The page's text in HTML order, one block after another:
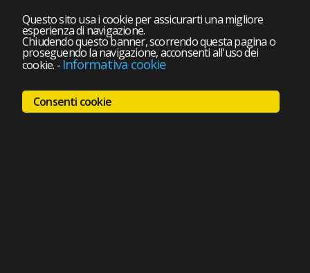
Questo sito usa i cookie per assicurarti una migliore
esperienza di navigazione.
Chiudendo questo banner, scorrendo questa pagina o
proseguendo la navigazione, acconsenti all'uso dei
cookie. - Informativa cookie
Consenti cookie